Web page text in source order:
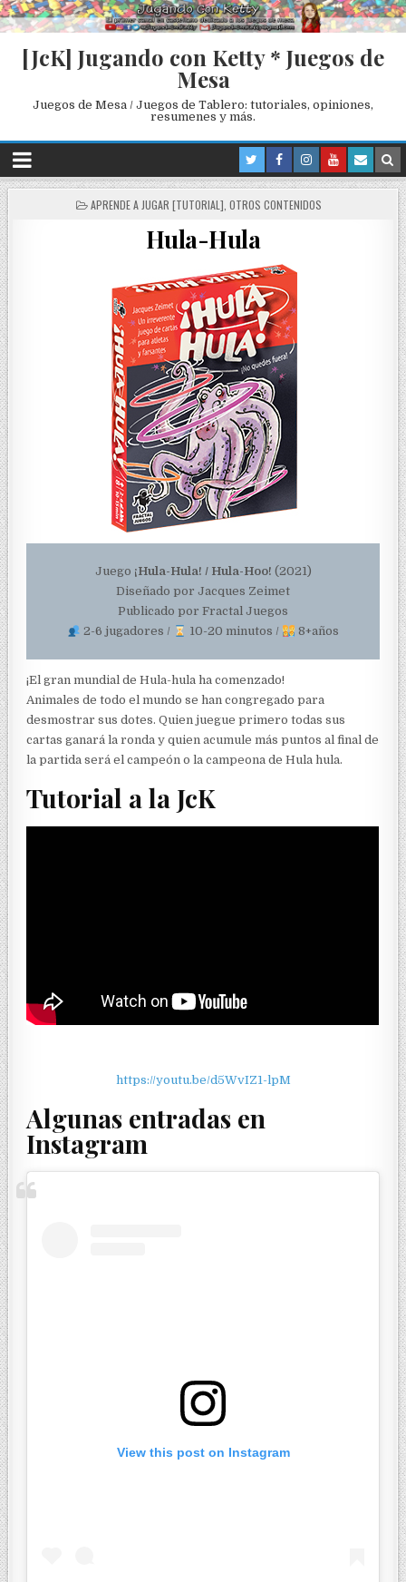
[JcK] Jugando con Ketty * Juegos de
Mesa
Juegos de Mesa / Juegos de Tablero: tutoriales, opiniones,
resumenes y más.
P
APRENDE A JUGAR [TUTORIAL] OTROS CONTENIDOS
Hula-Hula
Juego ¡Hula-Hula! / Hula-Hoo! (2021)
Diseñado por Jacques Zeimet
Publicado por Fractal Juegos
2-6 jugadores /
10-20 minutos / 8+años
¡El gran mundial de Hula-hula ha comenzado!
Animales de todo el mundo se han congregado para
desmostrar sus dotes. Quien juegue primero todas sus
cartas ganará la ronda y quien acumule más puntos al final de
la partida será el campeón o la campeona de Hula hula.
Tutorial a la JcK
https://youtu.be/d5WvIZ1-lpM
Algunas entradas en
Instagram
View this post on Instagram